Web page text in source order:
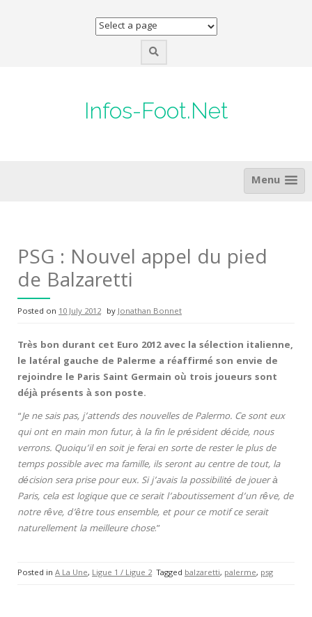
Infos-Foot.Net
Menu
PSG : Nouvel appel du pied
de Balzaretti
Posted on 10 July 2012 byJonathan Bonnet
Très bon durant cet Euro 2012 avec la sélection italienne,
le latéral gauche de Palerme a réaffirmé son envie de
rejoindre le Paris Saint Germain où trois joueurs sont
déjà présents à son poste.
“Je ne sais pas, j’attends des nouvelles de Palermo. Ce sont eux
qui ont en main mon futur, à la fin le président décide, nous
verrons. Quoiqu’il en soit je ferai en sorte de rester le plus de
temps possible avec ma famille, ils seront au centre de tout, la
décision sera prise pour eux. Si j’avais la possibilité de jouer à
Paris, cela est logique que ce serait l’aboutissement d’un rêve, de
notre rêve, d’être tous ensemble, et pour ce motif ce serait
naturellement la meilleure chose.”
Posted in A La Une, Ligue 1 / Ligue 2 Tagged balzaretti, palerme, psg